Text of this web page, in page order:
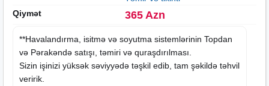
Qiymət
365 Azn
**Havalandırma, isitmə və soyutma sistemlərinin Topdan
və Pərakəndə satışı, təmiri və quraşdırılması.
Sizin işinizi yüksək səviyyədə təşkil edib, tam şəkildə təhvil
veririk.